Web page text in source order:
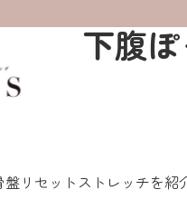
下腹
リセットストレッチを紹